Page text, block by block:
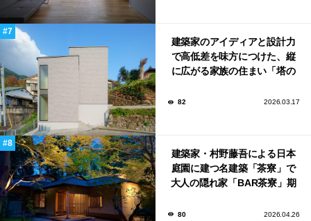
建築家のアイディアと設計力
で高低差を味方につけた、縦
に広がる家族の住まい「塔の
82 2026.03.17
建築家・村野藤吾による日本
庭園に建つ名建築「茶寮」で
大人の隠れ家「BAR茶寮」期
80 2026.04.26